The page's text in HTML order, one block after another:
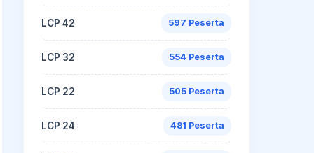
LCP 42 597 Peserta
LCP 32 554 Peserta
LCP 22 505 Peserta
LCP 24 481 Peserta